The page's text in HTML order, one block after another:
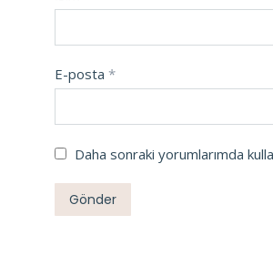
E-posta *
Daha sonraki yorumlarımda